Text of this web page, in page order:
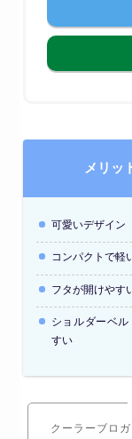
メリッ
可愛いデザイン
コンパクトで軽
フタが開けやす
ショルダーベ
すい
クーラーブロガ